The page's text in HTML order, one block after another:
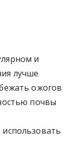
и
лучше
ожогов
почвы